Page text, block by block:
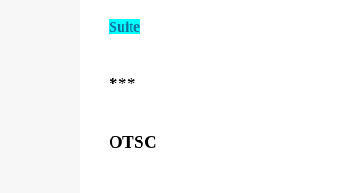
Suite
***
OTSC